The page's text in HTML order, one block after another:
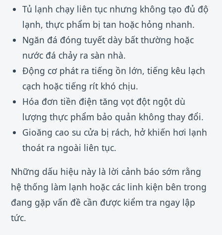
Tủ lạnh chạy liên tục nhưng không tạo đủ độ
lạnh, thực phẩm bị tan hoặc hỏng nhanh.
Ngăn đá đóng tuyết dày bất thường hoặc
nước đá chảy ra sàn nhà.
Động cơ phát ra tiếng ồn lớn, tiếng kêu lạch
cạch hoặc tiếng rít khó chịu.
Hóa đơn tiền điện tăng vọt đột ngột dù
lượng thực phẩm bảo quản không thay đổi.
Gioăng cao su cửa bị rách, hở khiến hơi lạnh
thoát ra ngoài liên tục.
Những dấu hiệu này là lời cảnh báo sớm rằng
hệ thống làm lạnh hoặc các linh kiện bên trong
đang gặp vấn đề cần được kiểm tra ngay lập
tức.